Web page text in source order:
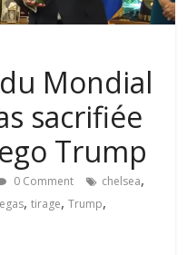
Mondial
sacrifiée
Trump
0 Comment chelsea,
,tirage,Trump,